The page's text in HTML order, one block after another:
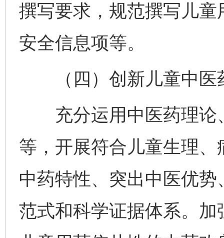
撰写要求，规范撰写儿
安全信息项等。
（四）创新儿童中医
充分运用中医药理论
等，开展符合儿童生理
中药特性、突出中医优
范式和科学证据体系。